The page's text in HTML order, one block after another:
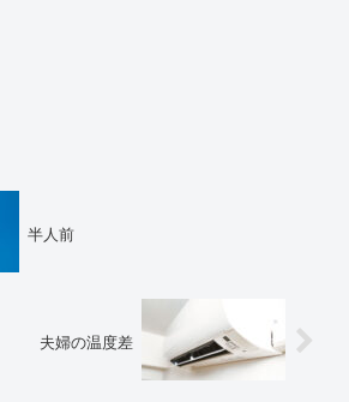
半人前
夫婦の温度差